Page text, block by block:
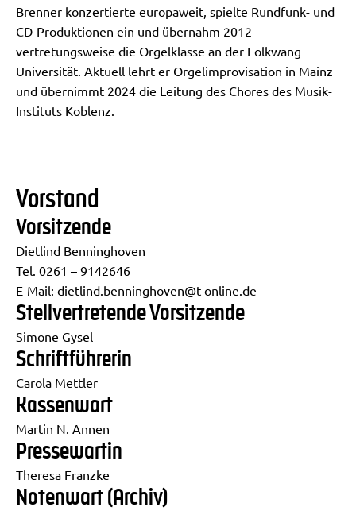
Brenner konzertierte europaweit, spielte Rundfunk- und
CD-Produktionen ein und übernahm 2012
vertretungsweise die Orgelklasse an der Folkwang
Universität. Aktuell lehrt er Orgelimprovisation in Mainz
und übernimmt 2024 die Leitung des Chores des Musik-
Instituts Koblenz.
Vorstand
Vorsitzende
Dietlind Benninghoven
Tel. 0261 – 9142646
E-Mail: dietlind.benninghoven@t-online.de
Stellvertretende Vorsitzende
Simone Gysel
Schriftführerin
Carola Mettler
Kassenwart
Martin N. Annen
Pressewartin
Theresa Franzke
Notenwart (Archiv)